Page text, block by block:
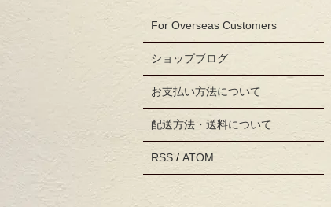
For Overseas Customers
ショップブログ
お支払い方法について
配送方法・送料について
RSS / ATOM